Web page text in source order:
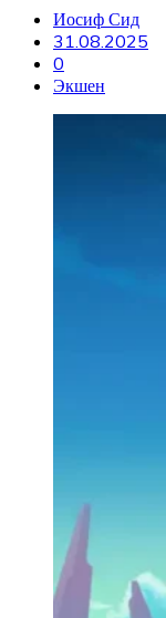
Иосиф Сид
31.08.2025
0
Экшен